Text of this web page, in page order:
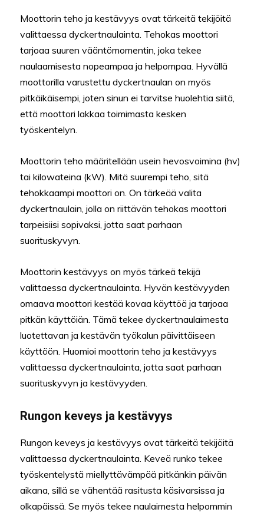
Moottorin teho ja kestävyys ovat tärkeitä tekijöitä
valittaessa dyckertnaulainta. Tehokas moottori
tarjoaa suuren vääntömomentin, joka tekee
naulaamisesta nopeampaa ja helpompaa. Hyvällä
moottorilla varustettu dyckertnaulan on myös
pitkäikäisempi, joten sinun ei tarvitse huolehtia siitä,
että moottori lakkaa toimimasta kesken
työskentelyn.
Moottorin teho määritellään usein hevosvoimina (hv)
tai kilowateina (kW). Mitä suurempi teho, sitä
tehokkaampi moottori on. On tärkeää valita
dyckertnaulain, jolla on riittävän tehokas moottori
tarpeisiisi sopivaksi, jotta saat parhaan
suorituskyvyn.
Moottorin kestävyys on myös tärkeä tekijä
valittaessa dyckertnaulainta. Hyvän kestävyyden
omaava moottori kestää kovaa käyttöä ja tarjoaa
pitkän käyttöiän. Tämä tekee dyckertnaulaimesta
luotettavan ja kestävän työkalun päivittäiseen
käyttöön. Huomioi moottorin teho ja kestävyys
valittaessa dyckertnaulainta, jotta saat parhaan
suorituskyvyn ja kestävyyden.
Rungon keveys ja kestävyys
Rungon keveys ja kestävyys ovat tärkeitä tekijöitä
valittaessa dyckertnaulainta. Keveä runko tekee
työskentelystä miellyttävämpää pitkänkin päivän
aikana, sillä se vähentää rasitusta käsivarsissa ja
olkapäissä. Se myös tekee naulaimesta helpommin